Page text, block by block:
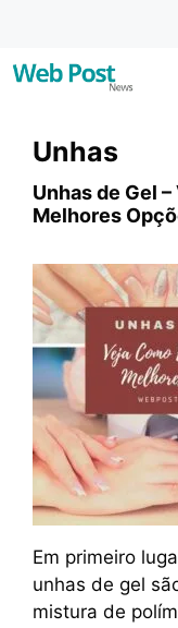
Unhas
Unhas de Gel
Melhores
Em primeiro
unhas de gel
mistura de